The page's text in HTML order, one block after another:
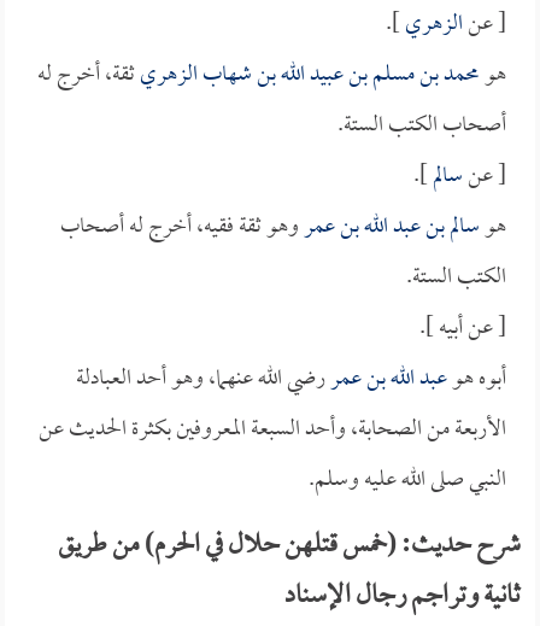
[ عنالزهري].
هومحمد بن مسلم بن عبيد الله بن شهاب الزهريثقة، أخرج له
أصحاب الكتب الستة.
[ عنسالم].
هوسالم بن عبد الله بن عمروهو ثقة فقيه، أخرج له أصحاب
الكتب الستة.
[ عن أبيه ].
أبوه هوعبد الله بن عمررضي الله عنهما، وهو أحد العبادلة
الأربعة من الصحابة، وأحد السبعة المعروفين بكثرة الحديث عن
النبي صلى الله عليه وسلم.
شرح حديث: (خمس قتلهن حلال في الحرم) من طريق
ثانية وتراجم رجال الإسناد